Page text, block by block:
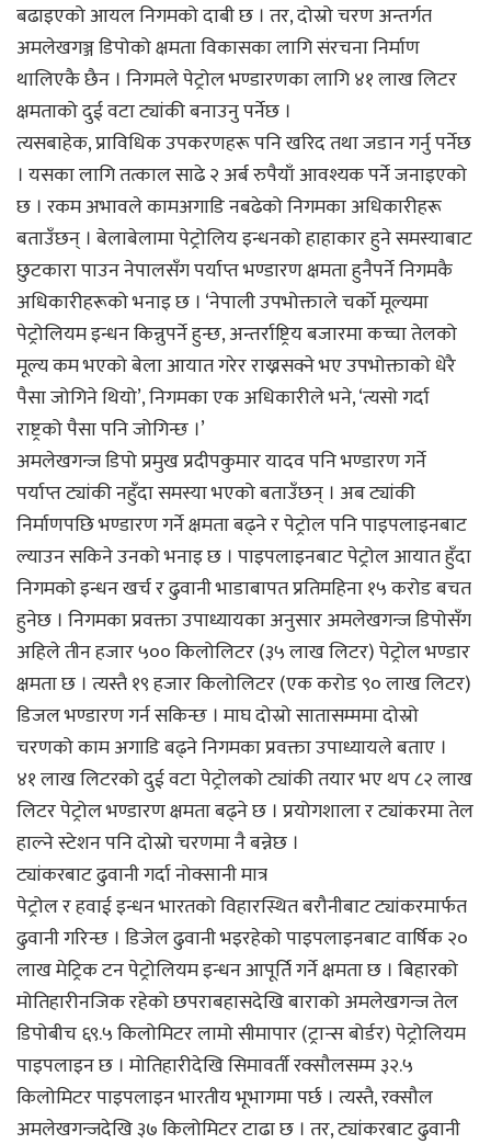
बढाइएको आयल निगमको दाबी छ । तर, दोस्रो चरण अन्तर्गत
अमलेखगञ्ज डिपोको क्षमता विकासका लागि संरचना निर्माण
थालिएकै छैन । निगमले पेट्रोल भण्डारणका लागि ४१ लाख लिटर
क्षमताको दुई वटा ट्यांकी बनाउनु पर्नेछ ।
त्यसबाहेक, प्राविधिक उपकरणहरू पनि खरिद तथा जडान गर्नु पर्नेछ
। यसका लागि तत्काल साढे २ अर्ब रुपैयाँ आवश्यक पर्ने जनाइएको
छ । रकम अभावले कामअगाडि नबढेको निगमका अधिकारीहरू
बताउँछन् । बेलाबेलामा पेट्रोलिय इन्धनको हाहाकार हुने समस्याबाट
छुटकारा पाउन नेपालसँग पर्याप्त भण्डारण क्षमता हुनैपर्ने निगमकै
अधिकारीहरूको भनाइ छ । ‘नेपाली उपभोक्ताले चर्को मूल्यमा
पेट्रोलियम इन्धन किन्नुपर्ने हुन्छ, अन्तर्राष्ट्रिय बजारमा कच्चा तेलको
मूल्य कम भएको बेला आयात गरेर राख्नसक्ने भए उपभोक्ताको धेरै
पैसा जोगिने थियो’, निगमका एक अधिकारीले भने, ‘त्यसो गर्दा
राष्ट्रको पैसा पनि जोगिन्छ ।’
अमलेखगन्ज डिपो प्रमुख प्रदीपकुमार यादव पनि भण्डारण गर्ने
पर्याप्त ट्यांकी नहुँदा समस्या भएको बताउँछन् । अब ट्यांकी
निर्माणपछि भण्डारण गर्ने क्षमता बढ्ने र पेट्रोल पनि पाइपलाइनबाट
ल्याउन सकिने उनको भनाइ छ । पाइपलाइनबाट पेट्रोल आयात हुँदा
निगमको इन्धन खर्च र ढुवानी भाडाबापत प्रतिमहिना १५ करोड बचत
हुनेछ । निगमका प्रवक्ता उपाध्यायका अनुसार अमलेखगन्ज डिपोसँग
अहिले तीन हजार ५०० किलोलिटर (३५ लाख लिटर) पेट्रोल भण्डार
क्षमता छ । त्यस्तै १९ हजार किलोलिटर (एक करोड ९० लाख लिटर)
डिजल भण्डारण गर्न सकिन्छ । माघ दोस्रो सातासम्ममा दोस्रो
चरणको काम अगाडि बढ्ने निगमका प्रवक्ता उपाध्यायले बताए ।
४१ लाख लिटरको दुई वटा पेट्रोलको ट्यांकी तयार भए थप ८२ लाख
लिटर पेट्रोल भण्डारण क्षमता बढ्ने छ । प्रयोगशाला र ट्यांकरमा तेल
हाल्ने स्टेशन पनि दोस्रो चरणमा नै बन्नेछ ।
ट्यांकरबाट ढुवानी गर्दा नोक्सानी मात्र
पेट्रोल र हवाई इन्धन भारतको विहारस्थित बरौनीबाट ट्यांकरमार्फत
ढुवानी गरिन्छ । डिजेल ढुवानी भइरहेको पाइपलाइनबाट वार्षिक २०
लाख मेट्रिक टन पेट्रोलियम इन्धन आपूर्ति गर्ने क्षमता छ । बिहारको
मोतिहारीनजिक रहेको छपराबहासदेखि बाराको अमलेखगन्ज तेल
डिपोबीच ६९.५ किलोमिटर लामो सीमापार (ट्रान्स बोर्डर) पेट्रोलियम
पाइपलाइन छ । मोतिहारीदेखि सिमावर्ती रक्सौलसम्म ३२.५
किलोमिटर पाइपलाइन भारतीय भूभागमा पर्छ । त्यस्तै, रक्सौल
अमलेखगन्जदेखि ३७ किलोमिटर टाढा छ । तर, ट्यांकरबाट ढुवानी